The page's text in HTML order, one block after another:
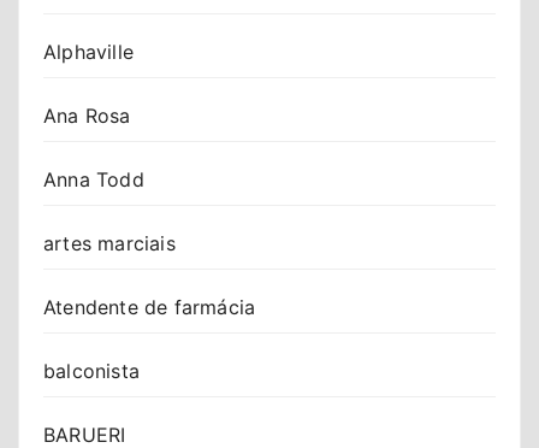
Alphaville
Ana Rosa
Anna Todd
artes marciais
Atendente de farmácia
balconista
BARUERI